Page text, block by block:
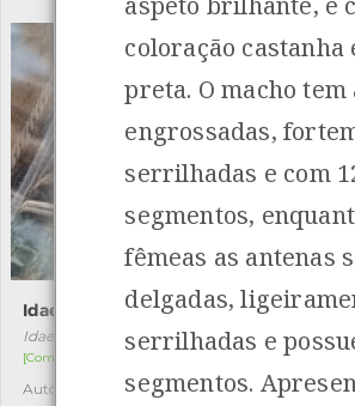
Idaea ochrata
Idaea ochrata
[Comum]
Autóctone 1
[Comum]
Autóctone
coloração castanha
preta. O macho tem
engrossadas,
serrilhadas e com
segmentos,
fêmeas as antenas
delgadas,
serrilhadas e
segmentos.